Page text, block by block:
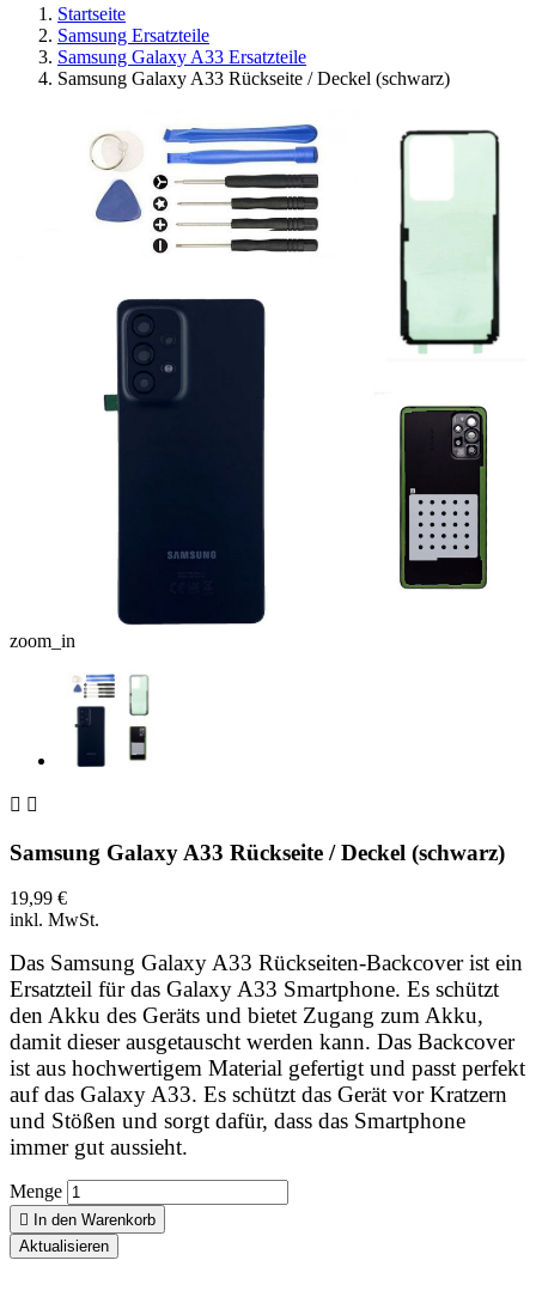
Startseite
Samsung Ersatzteile
Samsung Galaxy A33 Ersatzteile
Samsung Galaxy A33 Rückseite / Deckel (schwarz)
zoom_in
 
Samsung Galaxy A33 Rückseite / Deckel (schwarz)
19,99 €
inkl. MwSt.
Das Samsung Galaxy A33 Rückseiten-Backcover ist ein
Ersatzteil für das Galaxy A33 Smartphone. Es schützt
den Akku des Geräts und bietet Zugang zum Akku,
damit dieser ausgetauscht werden kann. Das Backcover
ist aus hochwertigem Material gefertigt und passt perfekt
auf das Galaxy A33. Es schützt das Gerät vor Kratzern
und Stößen und sorgt dafür, dass das Smartphone
immer gut aussieht.
Menge
 In den Warenkorb